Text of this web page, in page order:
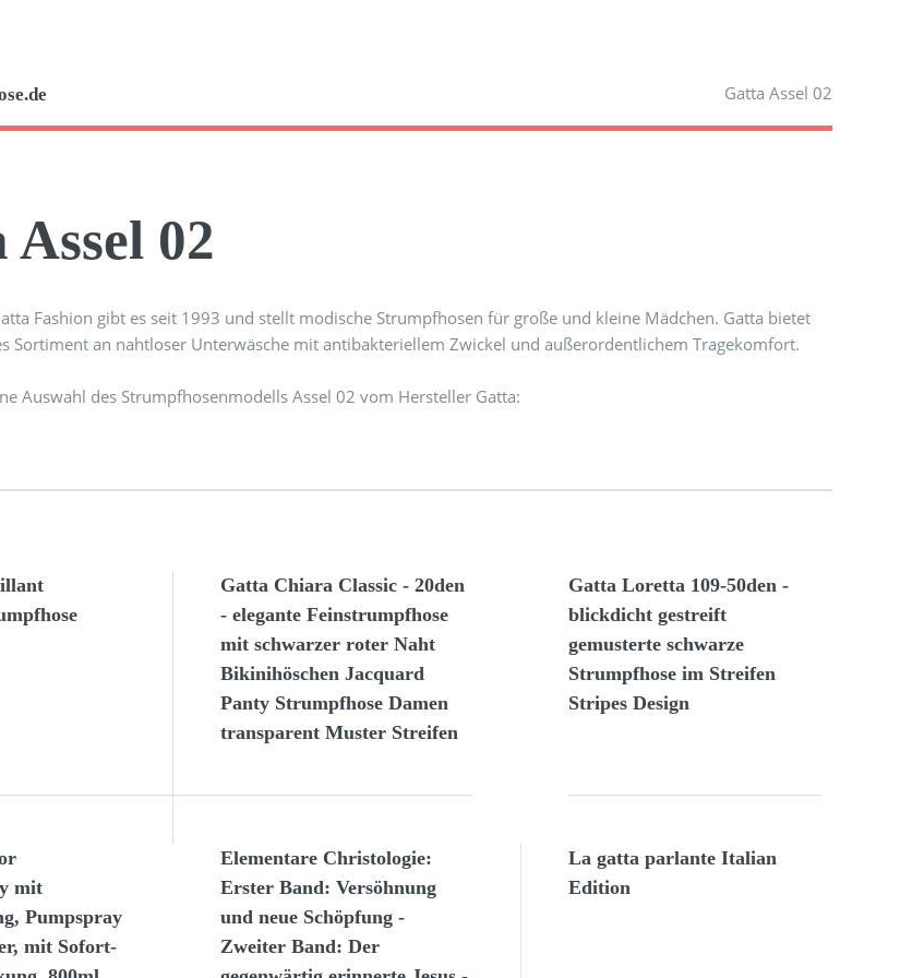
Gatta Assel 02
02
Fashion gibt es seit 1993 und stellt modische Strumpfhosen für große und kleine Mädchen. Gatta bietet
Sortiment an nahtloser Unterwäsche mit antibakteriellem Zwickel und außerordentlichem Tragekomfort.
Auswahl des Strumpfhosenmodells Assel 02 vom Hersteller Gatta:
Gatta Chiara Classic - 20den
- elegante Feinstrumpfhose
mit schwarzer roter Naht
Bikinihöschen Jacquard
Panty Strumpfhose Damen
transparent Muster Streifen
Gatta Loretta 109-50den -
blickdicht gestreift
gemusterte schwarze
Strumpfhose im Streifen
Stripes Design
mit
Pumpspray
mit Sofort-
Elementare Christologie:
Erster Band: Versöhnung
und neue Schöpfung -
Zweiter Band: Der
La gatta parlante Italian
Edition